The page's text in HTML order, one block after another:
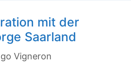
mit der
Saarland
Vigneron